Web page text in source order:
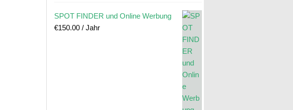
SPOT FINDER und Online Werbung
€150.00 / Jahr